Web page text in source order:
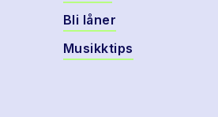
Bli låner
Musikktips